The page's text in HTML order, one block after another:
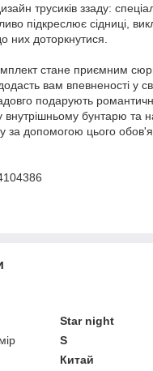
трусиків ззаду:
підкреслює сідниці,
них доторкнутися.
стане приємним
вам впевненості у
подарують
бунтарю та
за допомогою цього
Star night
S
Китай